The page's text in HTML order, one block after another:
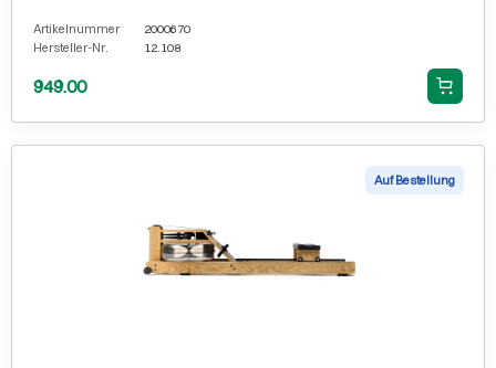
Artikelnummer
2000670
Hersteller-Nr.
12.108
949.00
Auf Bestellung